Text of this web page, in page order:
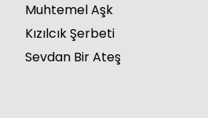
Muhtemel Aşk
Kızılcık Şerbeti
Sevdan Bir Ateş